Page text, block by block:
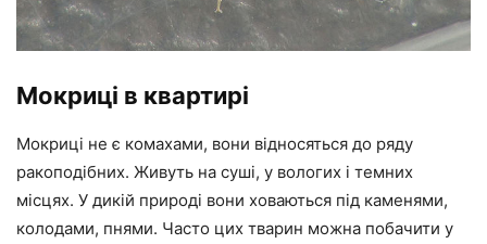
Мокриці в квартирі
Мокриці не є комахами, вони відносяться до ряду
ракоподібних. Живуть на суші, у вологих і темних
місцях. У дикій природі вони ховаються під каменями,
колодами, пнями. Часто цих тварин можна побачити у